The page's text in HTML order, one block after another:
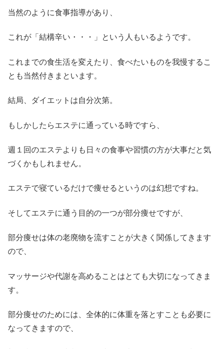
当然のように食事指導があり、
これが「結構辛い・・・」という人もいるようです。
これまでの食生活を変えたり、食べたいものを我慢するこ
とも当然付きまといます。
結局、ダイエットは自分次第。
もしかしたらエステに通っている時ですら、
週１回のエステよりも日々の食事や習慣の方が大事だと気
づくかもしれません。
エステで寝ているだけで痩せるというのは幻想ですね。
そしてエステに通う目的の一つが部分痩せですが、
部分痩せは体の老廃物を流すことが大きく関係してきます
ので、
マッサージや代謝を高めることはとても大切になってきま
す。
部分痩せのためには、全体的に体重を落とすことも必要に
なってきますので、